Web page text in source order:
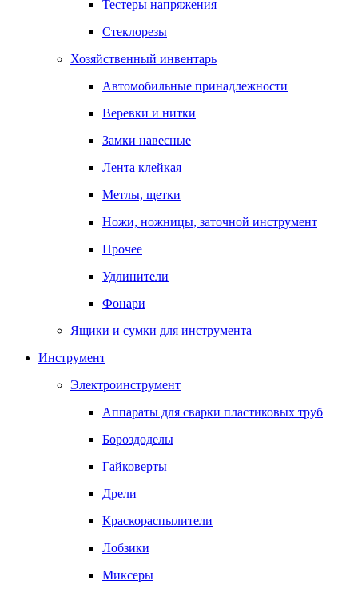
Тестеры напряжения
Стеклорезы
Хозяйственный инвентарь
Автомобильные принадлежности
Веревки и нитки
Замки навесные
Лента клейкая
Метлы, щетки
Ножи, ножницы, заточной инструмент
Прочее
Удлинители
Фонари
Ящики и сумки для инструмента
Инструмент
Электроинструмент
Аппараты для сварки пластиковых труб
Бороздоделы
Гайковерты
Дрели
Краскораспылители
Лобзики
Миксеры